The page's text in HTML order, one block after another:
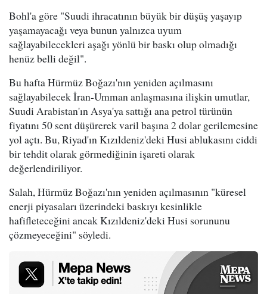
Bohl'a göre "Suudi ihracatının büyük bir düşüş yaşayıp
yaşamayacağı veya bunun yalnızca uyum
sağlayabilecekleri aşağı yönlü bir baskı olup olmadığı
henüz belli değil".
Bu hafta Hürmüz Boğazı'nın yeniden açılmasını
sağlayabilecek İran-Umman anlaşmasına ilişkin umutlar,
Suudi Arabistan'ın Asya'ya sattığı ana petrol türünün
fiyatını 50 sent düşürerek varil başına 2 dolar gerilemesine
yol açtı. Bu, Riyad'ın Kızıldeniz'deki Husi ablukasını ciddi
bir tehdit olarak görmediğinin işareti olarak
değerlendiriliyor.
Salah, Hürmüz Boğazı'nın yeniden açılmasının "küresel
enerji piyasaları üzerindeki baskıyı kesinlikle
hafifleteceğini ancak Kızıldeniz'deki Husi sorununu
çözmeyeceğini" söyledi.